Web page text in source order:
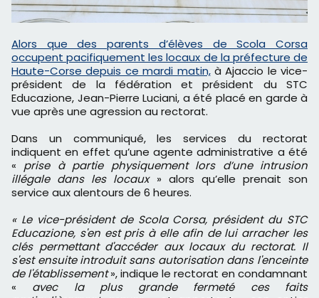
Alors que des parents d’élèves de Scola Corsa
occupent pacifiquement les locaux de la préfecture de
Haute-Corse depuis ce mardi matin,à Ajaccio le vice-
président de la fédération et président du STC
Educazione, Jean-Pierre Luciani, a été placé en garde à
vue après une agression au rectorat.
Dans un communiqué, les services du rectorat
indiquent en effet qu’une agente administrative a été
« prise à partie physiquement lors d’une intrusion
illégale dans les locaux » alors qu’elle prenait son
service aux alentours de 6 heures.
« Le vice-président de Scola Corsa, président du STC
Educazione, s'en est pris à elle afin de lui arracher les
clés permettant d'accéder aux locaux du rectorat. Il
s'est ensuite introduit sans autorisation dans l'enceinte
de l'établissement», indique le rectorat en condamnant
« avec la plus grande fermeté ces faits